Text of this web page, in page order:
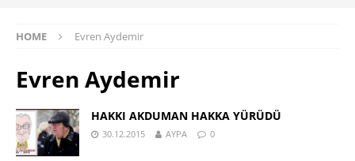
HOME Evren Aydemir
Evren Aydemir
HAKKI AKDUMAN HAKKA YÜRÜDÜ
30.12.2015 AYPA 0